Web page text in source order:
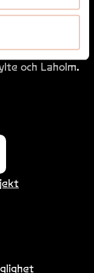
i samarbete
och Laholm.